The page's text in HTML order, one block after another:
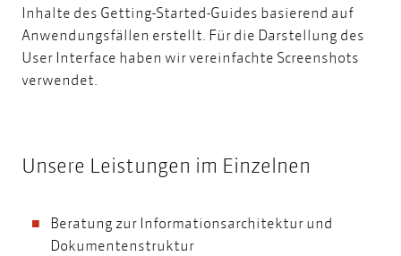
Inhalte des Getting-Started-Guides basierend auf
Anwendungsfällen erstellt. Für die Darstellung des
User Interface haben wir vereinfachte Screenshots
verwendet.
Unsere Leistungen im Einzelnen
Beratung zur Informationsarchitektur und
Dokumentenstruktur